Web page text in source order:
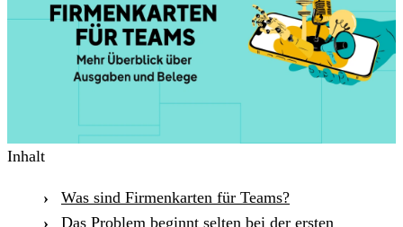
Inhalt
Was sind Firmenkarten für Teams?
Das Problem beginnt selten bei der ersten